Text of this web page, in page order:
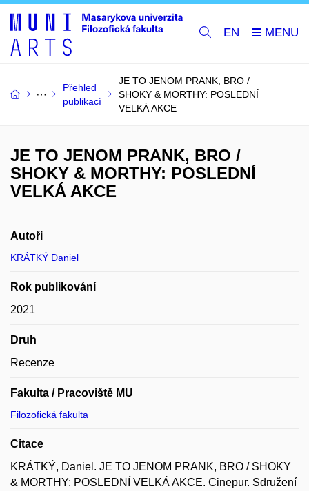
EN
Přehled
publikací
JE TO JENOM PRANK, BRO /
SHOKY & MORTHY: POSLEDNÍ
VELKÁ AKCE
JE TO JENOM PRANK, BRO /
SHOKY & MORTHY: POSLEDNÍ
VELKÁ AKCE
Autoři
KRÁTKÝ Daniel
Rok publikování
2021
Druh
Recenze
Fakulta / Pracoviště MU
Filozofická fakulta
Citace
KRÁTKÝ, Daniel. JE TO JENOM PRANK, BRO / SHOKY
& MORTHY: POSLEDNÍ VELKÁ AKCE. Cinepur. Sdružení